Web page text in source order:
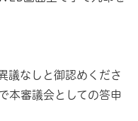
議なしと御認めくださ
本審議会としての答申